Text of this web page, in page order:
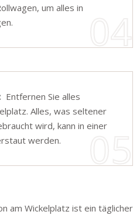
um alles in
Entfernen Sie alles
Alles, was seltener
wird, kann in einer
werden.
am Wickelplatz ist ein täglicher